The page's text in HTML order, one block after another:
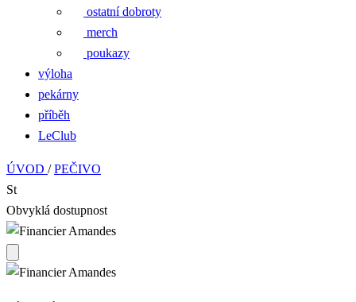
ostatní dobroty
merch
poukazy
výloha
pekárny
příběh
LeClub
ÚVOD / PEČIVO
St
Obvyklá dostupnost